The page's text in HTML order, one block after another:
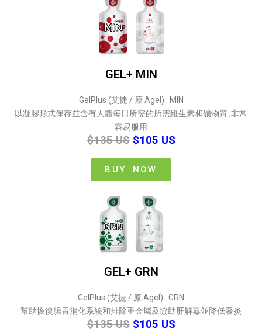
GEL+ MIN
GelPlus (艾捷 / 原 Agel) : MIN
以凝膠形式保存並含有人體每日所需的所需維生素和礦物質 ,非常
容易服用
$135 US $105 US
BUY NOW
GEL+ GRN
GelPlus (艾捷 / 原 Agel) : GRN
幫助恢復腸胃消化系統和排除重金屬及協助肝解毒並降低發炎
$135 US $105 US